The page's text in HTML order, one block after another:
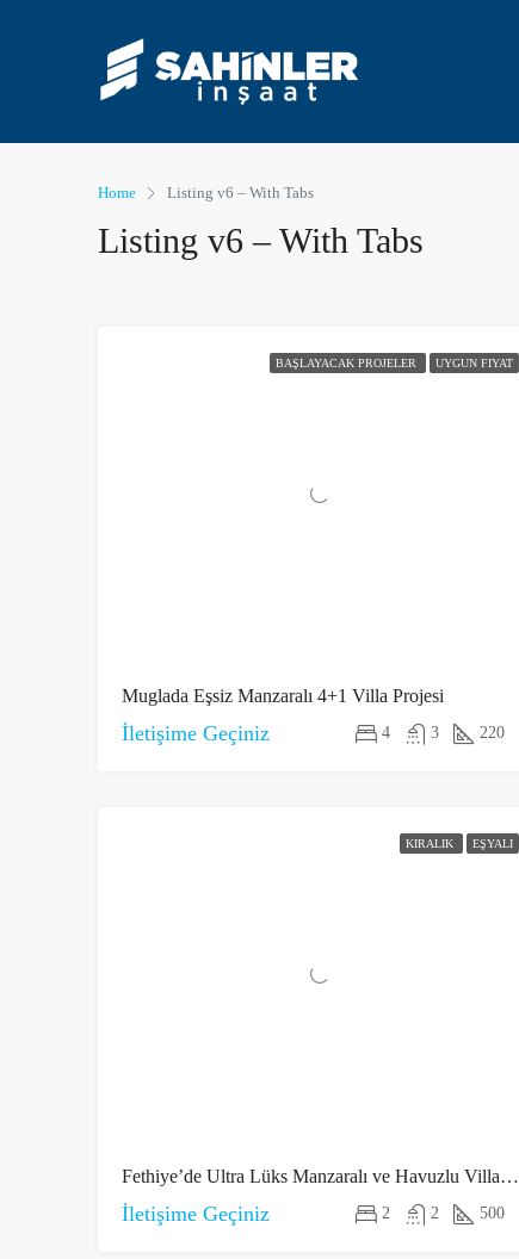
Home Listing v6 – With Tabs
Listing v6 – With Tabs
BAŞLAYACAK PROJELER UYGUN FIYAT
Muglada Eşsiz Manzaralı 4+1 Villa Projesi
İletişime Geçiniz 4 3 220
KIRALIK EŞYALI
Fethiye’de Ultra Lüks Manzaralı ve Havuzlu Villalar 3
İletişime Geçiniz 2 2 500